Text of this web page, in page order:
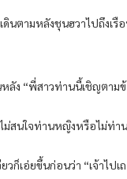
ดินตามหลังชุนฮวาไปถึง
ลัง “พี่สาวท่านนี้เชิญตาม
ม่สนใจท่านหญิงหรือไม่ท่
ก็เอ่ยขึ้นก่อนว่า “เจ้าไปเ